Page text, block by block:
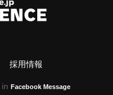
採用情報
Facebook Message